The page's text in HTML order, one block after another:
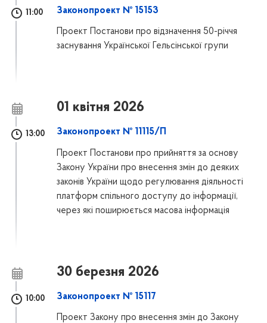
11:00 Законопроект № 15153
Проект Постанови про відзначення 50-річчя
заснування Української Гельсінської групи
01 квітня 2026
13:00 Законопроект № 11115/П
Проект Постанови про прийняття за основу
Закону України про внесення змін до деяких
законів України щодо регулювання діяльності
платформ спільного доступу до інформації,
через які поширюється масова інформація
30 березня 2026
10:00 Законопроект № 15117
Проект Закону про внесення змін до Закону